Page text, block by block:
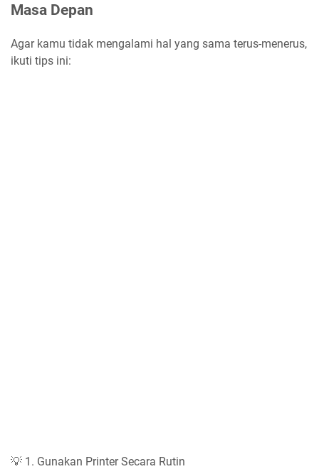
Masa Depan
Agar kamu tidak mengalami hal yang sama terus-menerus,
ikuti tips ini:
💡 1. Gunakan Printer Secara Rutin